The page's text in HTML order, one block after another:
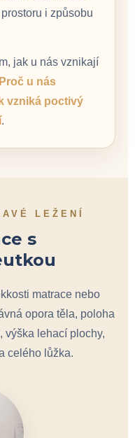
i způsobu
jak u nás vznikají
Proč u nás
vzniká poctivý
.
LEŽENÍ
s
matrace nebo
opora těla, poloha
výška lehací plochy,
celého lůžka.